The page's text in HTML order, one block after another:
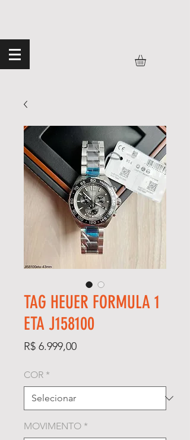
TAG HEUER FORMULA 1
ETA J158100
R$ 6.999,00Preço
COR *
MOVIMENTO *